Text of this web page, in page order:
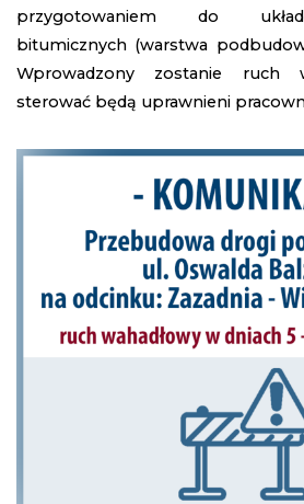
przygotowaniem do
bitumicznych (warstwa
Wprowadzony zostanie ruch
sterować będą uprawnieni